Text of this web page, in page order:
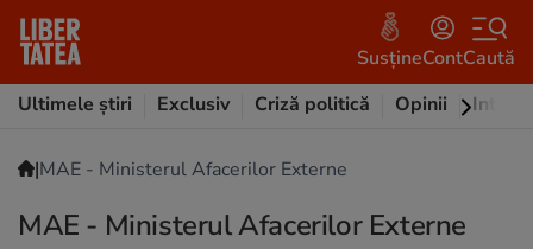
SusțineContCaută
Ultimele știri
Exclusiv Criză politică Opinii
|MAE - Ministerul Afacerilor Externe
MAE - Ministerul Afacerilor Externe